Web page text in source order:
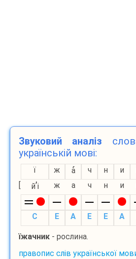
Звуковий аналіз
українській мові:
ї ж а ч н и
[
й’і ж а ч н и
С
E A E E A
їжачник - рослина.
правопис слів української